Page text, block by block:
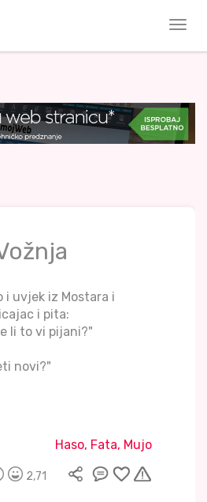
i uvjek iz Mostara i
i pita:
li to vi pijani?"
novi?"
Haso, Fata, Mujo
2,71